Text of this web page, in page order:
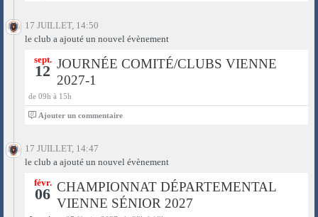
17 JUILLET, 14:50
le club a ajouté un nouvel évènement
sept.
12 JOURNÉE COMITÉ/CLUBS VIENNE
2027-1
de 09h à 15h
0 Ajouter un commentaire
17 JUILLET, 14:47
le club a ajouté un nouvel évènement
févr.
06 CHAMPIONNAT DÉPARTEMENTAL
VIENNE SÉNIOR 2027